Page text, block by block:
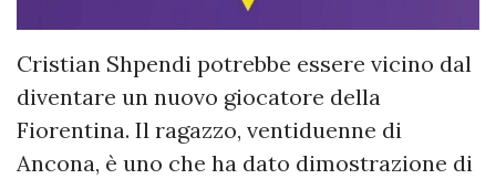
Cristian Shpendi potrebbe essere vicino dal
diventare un nuovo giocatore della
Fiorentina. Il ragazzo, ventiduenne di
Ancona, è uno che ha dato dimostrazione di